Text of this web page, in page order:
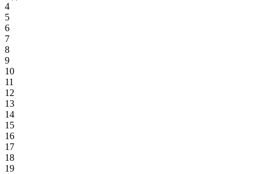
4
5
6
7
8
9
10
11
12
13
14
15
16
17
18
19